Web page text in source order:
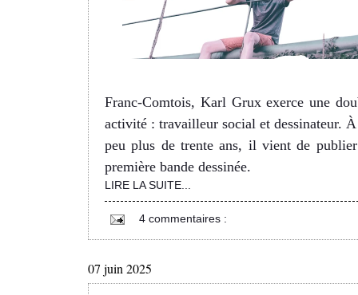
Franc-Comtois, Karl Grux exerce une
activité : travailleur social et dessinateur.
peu plus de trente ans, il vient de
première bande dessinée.
LIRE LA SUITE...
4 commentaires :
07 juin 2025